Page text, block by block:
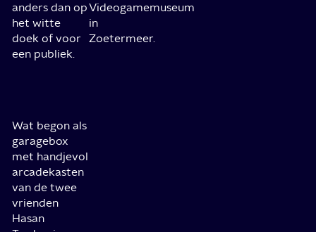
anders dan op
het witte
doek of voor
een publiek.
Videogamemuseum
in
Zoetermeer.
Wat begon als
garagebox
met handjevol
arcadekasten
van de twee
vrienden
Hasan